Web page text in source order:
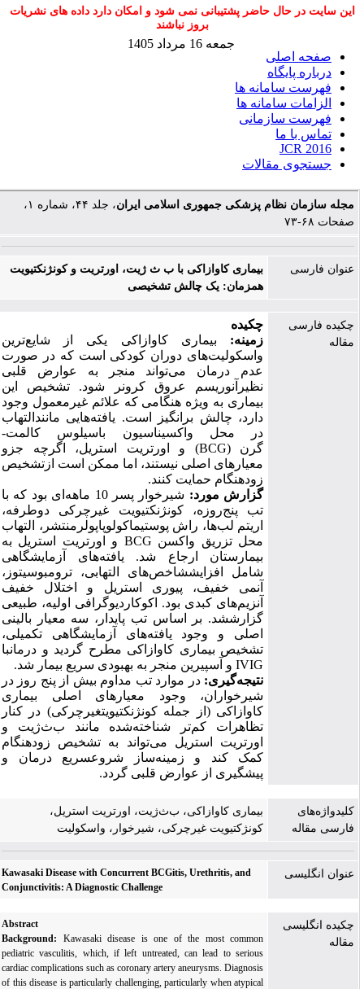
این سایت در حال حاضر پشتیبانی نمی شود و امکان دارد داده های نشریات
بروز نباشند
صفحه اصلی
درباره پایگاه
فهرست سامانه ها
الزامات سامانه ها
فهرست سازمانی
تماس با ما
JCR 2016
جستجوی مقالات
جمعه 16 مرداد 1405
مجله سازمان نظام پزشکی جمهوری اسلامی ایران
صفحات ۶۸-۷۳
عنوان فارسی
بیماری کاوازاکی با ب ث ژیت، اورتریت و کونژنکتیویت
همزمان: یک چالش تشخیصی
چکیده فارسی
مقاله
چکیده
زمینه: بیماری کاوازاکی یکی شایعترین
واسکولیتهای دوران کودکی است که در
صورت
عدم
درمان میتواند منجر به عوارض
قلبی
نظیرآنوریسم عروق کرونر شود. تشخیص
این
بیماری به ویژه هنگامی که علائم غیرمعمول وجود
دارد، چالش برانگیز است.یافتههایی مانندالتهاب
در
محل واکسیناسیون باسیلوس کالمت-
گرن(
BCG
) اورتریت استریل، اگرچه
جزو
معیارهای اصلی نیستند، اما ممکن است از تشخیص
زودهنگام حمایت کنند.
گزارش مورد : شیرخوار پسر10 ماههای بود که با
تب
پنجروزه، کونژنکتیویت غیرچرکی
دوطرفه،
اریتم لبها، راش پوستیماکولوپاپولرمنتشر، التهاب
محل تزریق واکسن BCG و اورتریت استریل به
بیمارستان
ارجاع شد. یافتههای
آزمایشگاهی
شامل
افزایششاخصهای التهابی،
ترومبوسیتوز،
آنمی
خفیف، پیوری استریل اختلال
خفیف
آنزیمهای کبدی بود.اکوکاردیوگرافی اولیه، طبیعی
گزارششد.بر اساس تب پایدار، سه معیار
بالینی
اصلی
وجود یافتههای آزمایشگاهی
تکمیلی،
تشخیص بیماری کاوازاکی مطرح گردید و درمانبا
IVIG و آسپیرین منجر به بهبودی سریع بیمار شد.
نتیجهگیری: در موارد تب مداوم بیش از پنج روز در
شیرخواران،
وجود معیارهای اصلی
بیماری
کاوازاکی( از جمله کونژنکتیویتغیرچرکی)در
کنار
تظاهرات
کمتر شناختهشده مانند بثژیت
اورتریت
استریل میتواند به تشخیص
زودهنگام
کمک
کند زمینهساز شروعسریع درمان
پیشگیری از عوارض قلبی گردد.
کلیدواژه‌های
فارسی مقاله
بیماری کاوازاکی، ب‌ث‌ژیت، اورتریت استریل،
کونژکتیویت غیرچرکی، شیرخوار، واسکولیت
عنوان انگلیسی
Kawasaki Disease with Concurrent BCGitis, Urethritis, and
Conjunctivitis: A Diagnostic Challenge
چکیده انگلیسی
مقاله
Abstract
Background:Kawasaki disease is one of the most common
pediatric vasculitis, which, if left untreated, can lead to serious
cardiac complications such as coronary artery aneurysms. Diagnosis
of this disease is particularly challenging, particularly when atypical